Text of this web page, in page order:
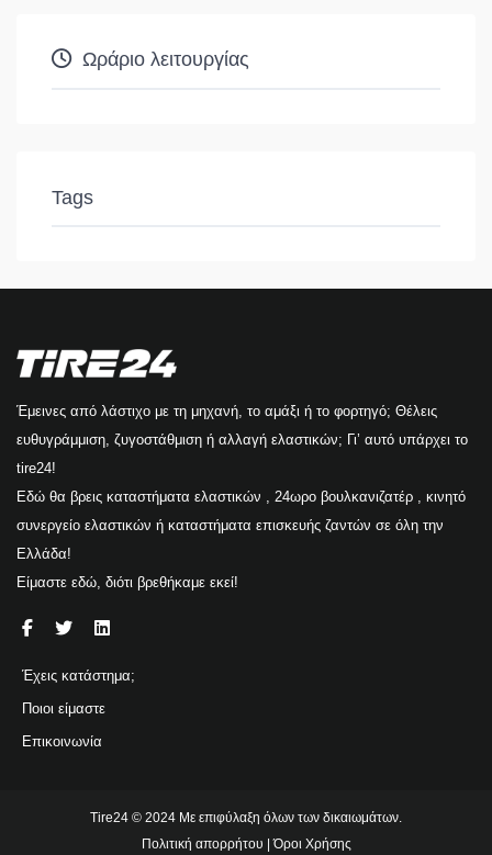
Ωράριο λειτουργίας
Tags
Έμεινες από λάστιχο με τη μηχανή, το αμάξι ή το φορτηγό; Θέλεις
ευθυγράμμιση, ζυγοστάθμιση ή αλλαγή ελαστικών; Γι’ αυτό υπάρχει το
tire24!
Εδώ θα βρεις καταστήματα ελαστικών , 24ωρο βουλκανιζατέρ , κινητό
συνεργείο ελαστικών ή καταστήματα επισκευής ζαντών σε όλη την
Ελλάδα!
Είμαστε εδώ, διότι βρεθήκαμε εκεί!
Έχεις κατάστημα;
Ποιοι είμαστε
Επικοινωνία
Tire24 © 2024 Με επιφύλαξη όλων των δικαιωμάτων.
Πολιτική απορρήτου |Όροι Χρήσης